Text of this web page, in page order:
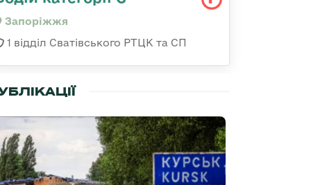
Запоріжжя
1 відділ Сватівського РТЦК та СП